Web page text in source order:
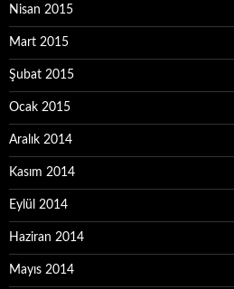
Nisan 2015
Mart 2015
Şubat 2015
Ocak 2015
Aralık 2014
Kasım 2014
Eylül 2014
Haziran 2014
Mayıs 2014